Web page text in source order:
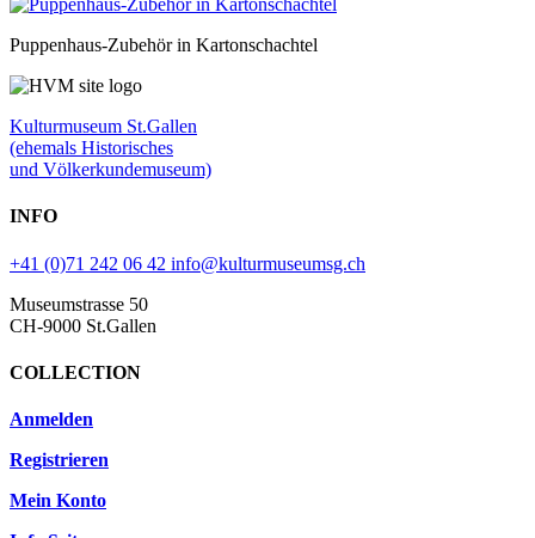
Puppenhaus-Zubehör in Kartonschachtel
Kulturmuseum St.Gallen
(ehemals Historisches
und Völkerkundemuseum)
INFO
+41 (0)71 242 06 42 info@kulturmuseumsg.ch
Museumstrasse 50
CH-9000 St.Gallen
COLLECTION
Anmelden
Registrieren
Mein Konto